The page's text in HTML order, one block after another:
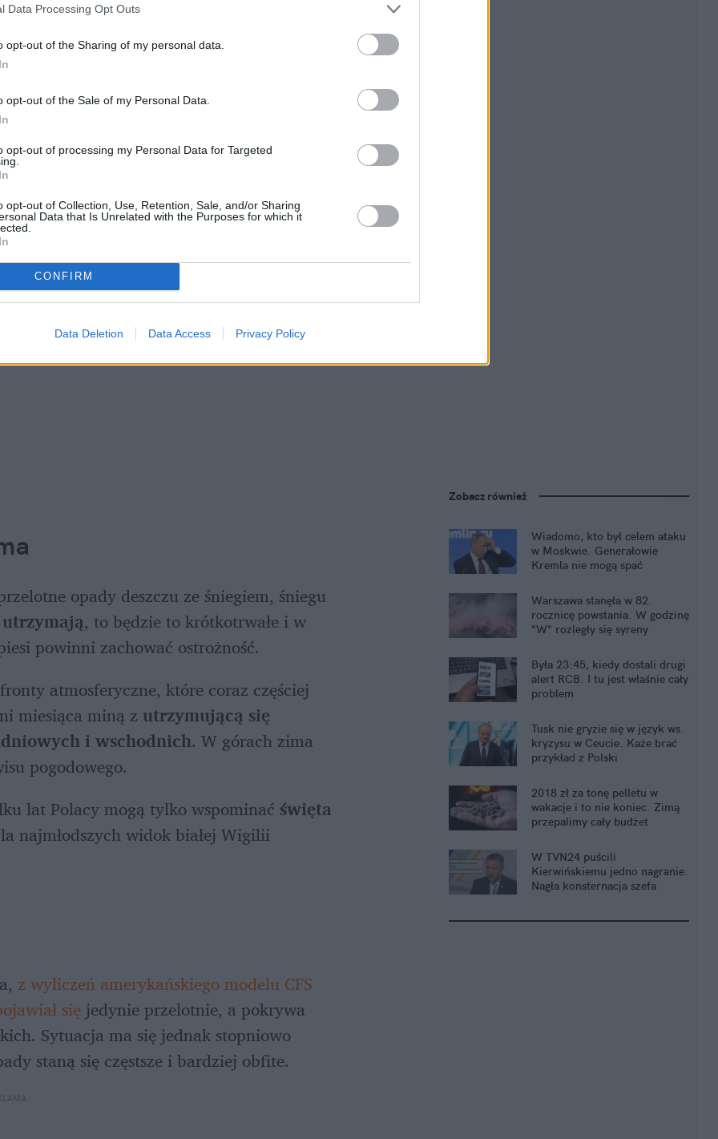
Data Processing Opt Outs
opt-out of the Sharing of my personal data.
opt-out of the Sale of my Personal Data.
opt-out of processing my Personal Data for Targeted
opt-out of Collection, Use, Retention, Sale, and/or Sharing
Data that Is Unrelated with the Purposes for which it
CONFIRM
Data Deletion Data Access Privacy Policy
opady deszczu ze śniegiem, śniegu
, to będzie to krótkotrwałe i w
powinni zachować ostrożność.
atmosferyczne, które coraz częściej
miesiąca miną z utrzymującą się
i wschodnich. W górach zima
pogodowego.
lat Polacy mogą tylko wspominać święta
najmłodszych widok białej Wigilii
z wyliczeń amerykańskiego modelu CFS
się jedynie przelotnie, a pokrywa
Sytuacja ma się jednak stopniowo
staną się częstsze i bardziej obfite.
Zobacz również
Wiadomo, kto był celem ataku
w Moskwie. Generałowie
Kremla nie mogą spać
Warszawa stanęła w 82.
rocznicę powstania. W godzinę
"W" rozległy się syreny
Była 23:45, kiedy dostali drugi
alert RCB. I tu jest właśnie cały
problem
Tusk nie gryzie się w język ws.
kryzysu w Ceucie. Każe brać
przykład z Polski
2018 zł za tonę pelletu w
wakacje i to nie koniec. Zimą
przepalimy cały budżet
W TVN24 puścili
Kierwińskiemu jedno nagranie.
Nagła konsternacja szefa